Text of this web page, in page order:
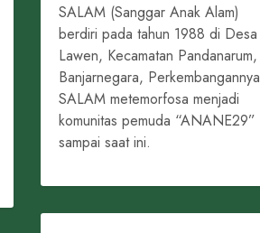
SALAM (Sanggar Anak Alam)
berdiri pada tahun 1988 di Desa
Lawen, Kecamatan Pandanarum,
Banjarnegara, Perkembangannya
SALAM metemorfosa menjadi
komunitas pemuda “ANANE29”
sampai saat ini.